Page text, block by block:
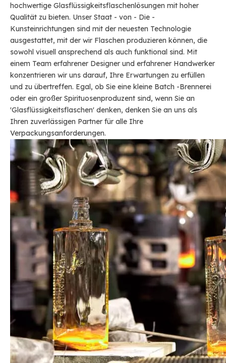
hochwertige Glasflüssigkeitsflaschenlösungen mit hoher
Qualität zu bieten. Unser Staat - von - Die -
Kunsteinrichtungen sind mit der neuesten Technologie
ausgestattet, mit der wir Flaschen produzieren können, die
sowohl visuell ansprechend als auch funktional sind. Mit
einem Team erfahrener Designer und erfahrener Handwerker
konzentrieren wir uns darauf, Ihre Erwartungen zu erfüllen
und zu übertreffen. Egal, ob Sie eine kleine Batch -Brennerei
oder ein großer Spirituosenproduzent sind, wenn Sie an
'Glasflüssigkeitsflaschen' denken, denken Sie an uns als
Ihren zuverlässigen Partner für alle Ihre
Verpackungsanforderungen.